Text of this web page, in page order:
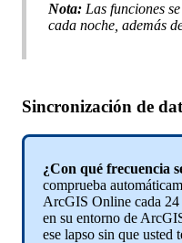
Nota: Las funciones se
cada noche además
Sincronización de
¿Con qué frecuencia
comprueba automá
ArcGIS Online cada 24
en su entorno de
ese lapso sin que usted